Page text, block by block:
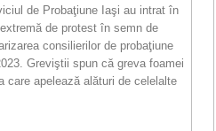
de Probaţiune Iaşi au intrat în
de protest în semn de
consilierilor de probaţiune
Greviştii spun că greva foamei
care apelează alături de celelalte